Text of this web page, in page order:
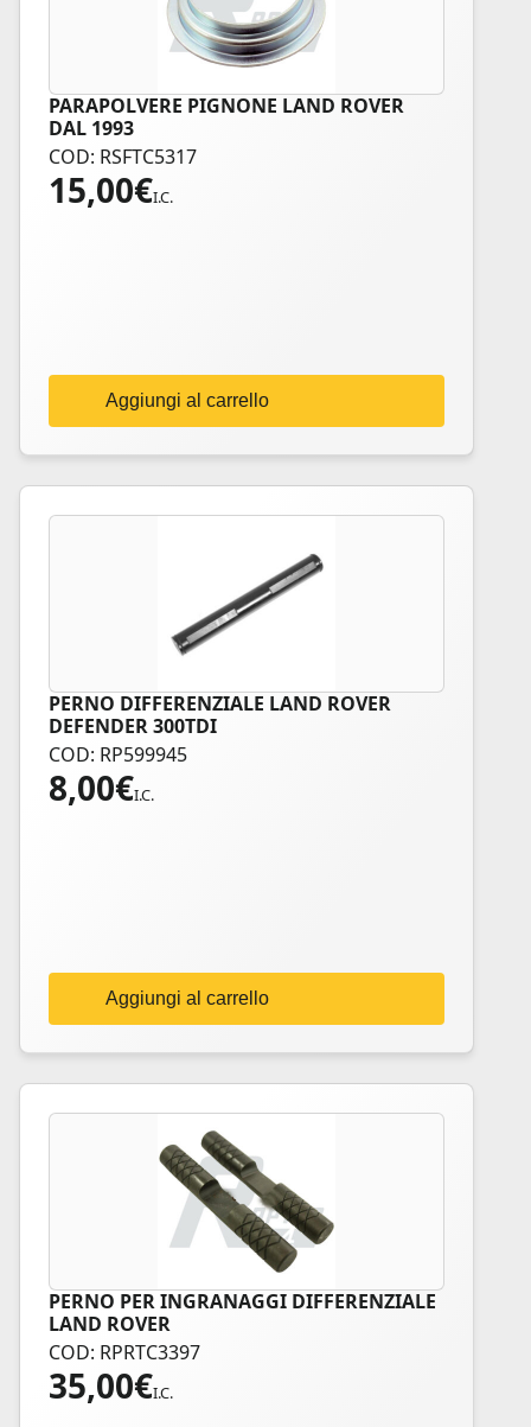
PARAPOLVERE PIGNONE LAND ROVER
DAL 1993
COD: RSFTC5317
15,00€I.C.
Aggiungi al carrello
PERNO DIFFERENZIALE LAND ROVER
DEFENDER 300TDI
COD: RP599945
8,00€I.C.
Aggiungi al carrello
PERNO PER INGRANAGGI DIFFERENZIALE
LAND ROVER
COD: RPRTC3397
35,00€I.C.